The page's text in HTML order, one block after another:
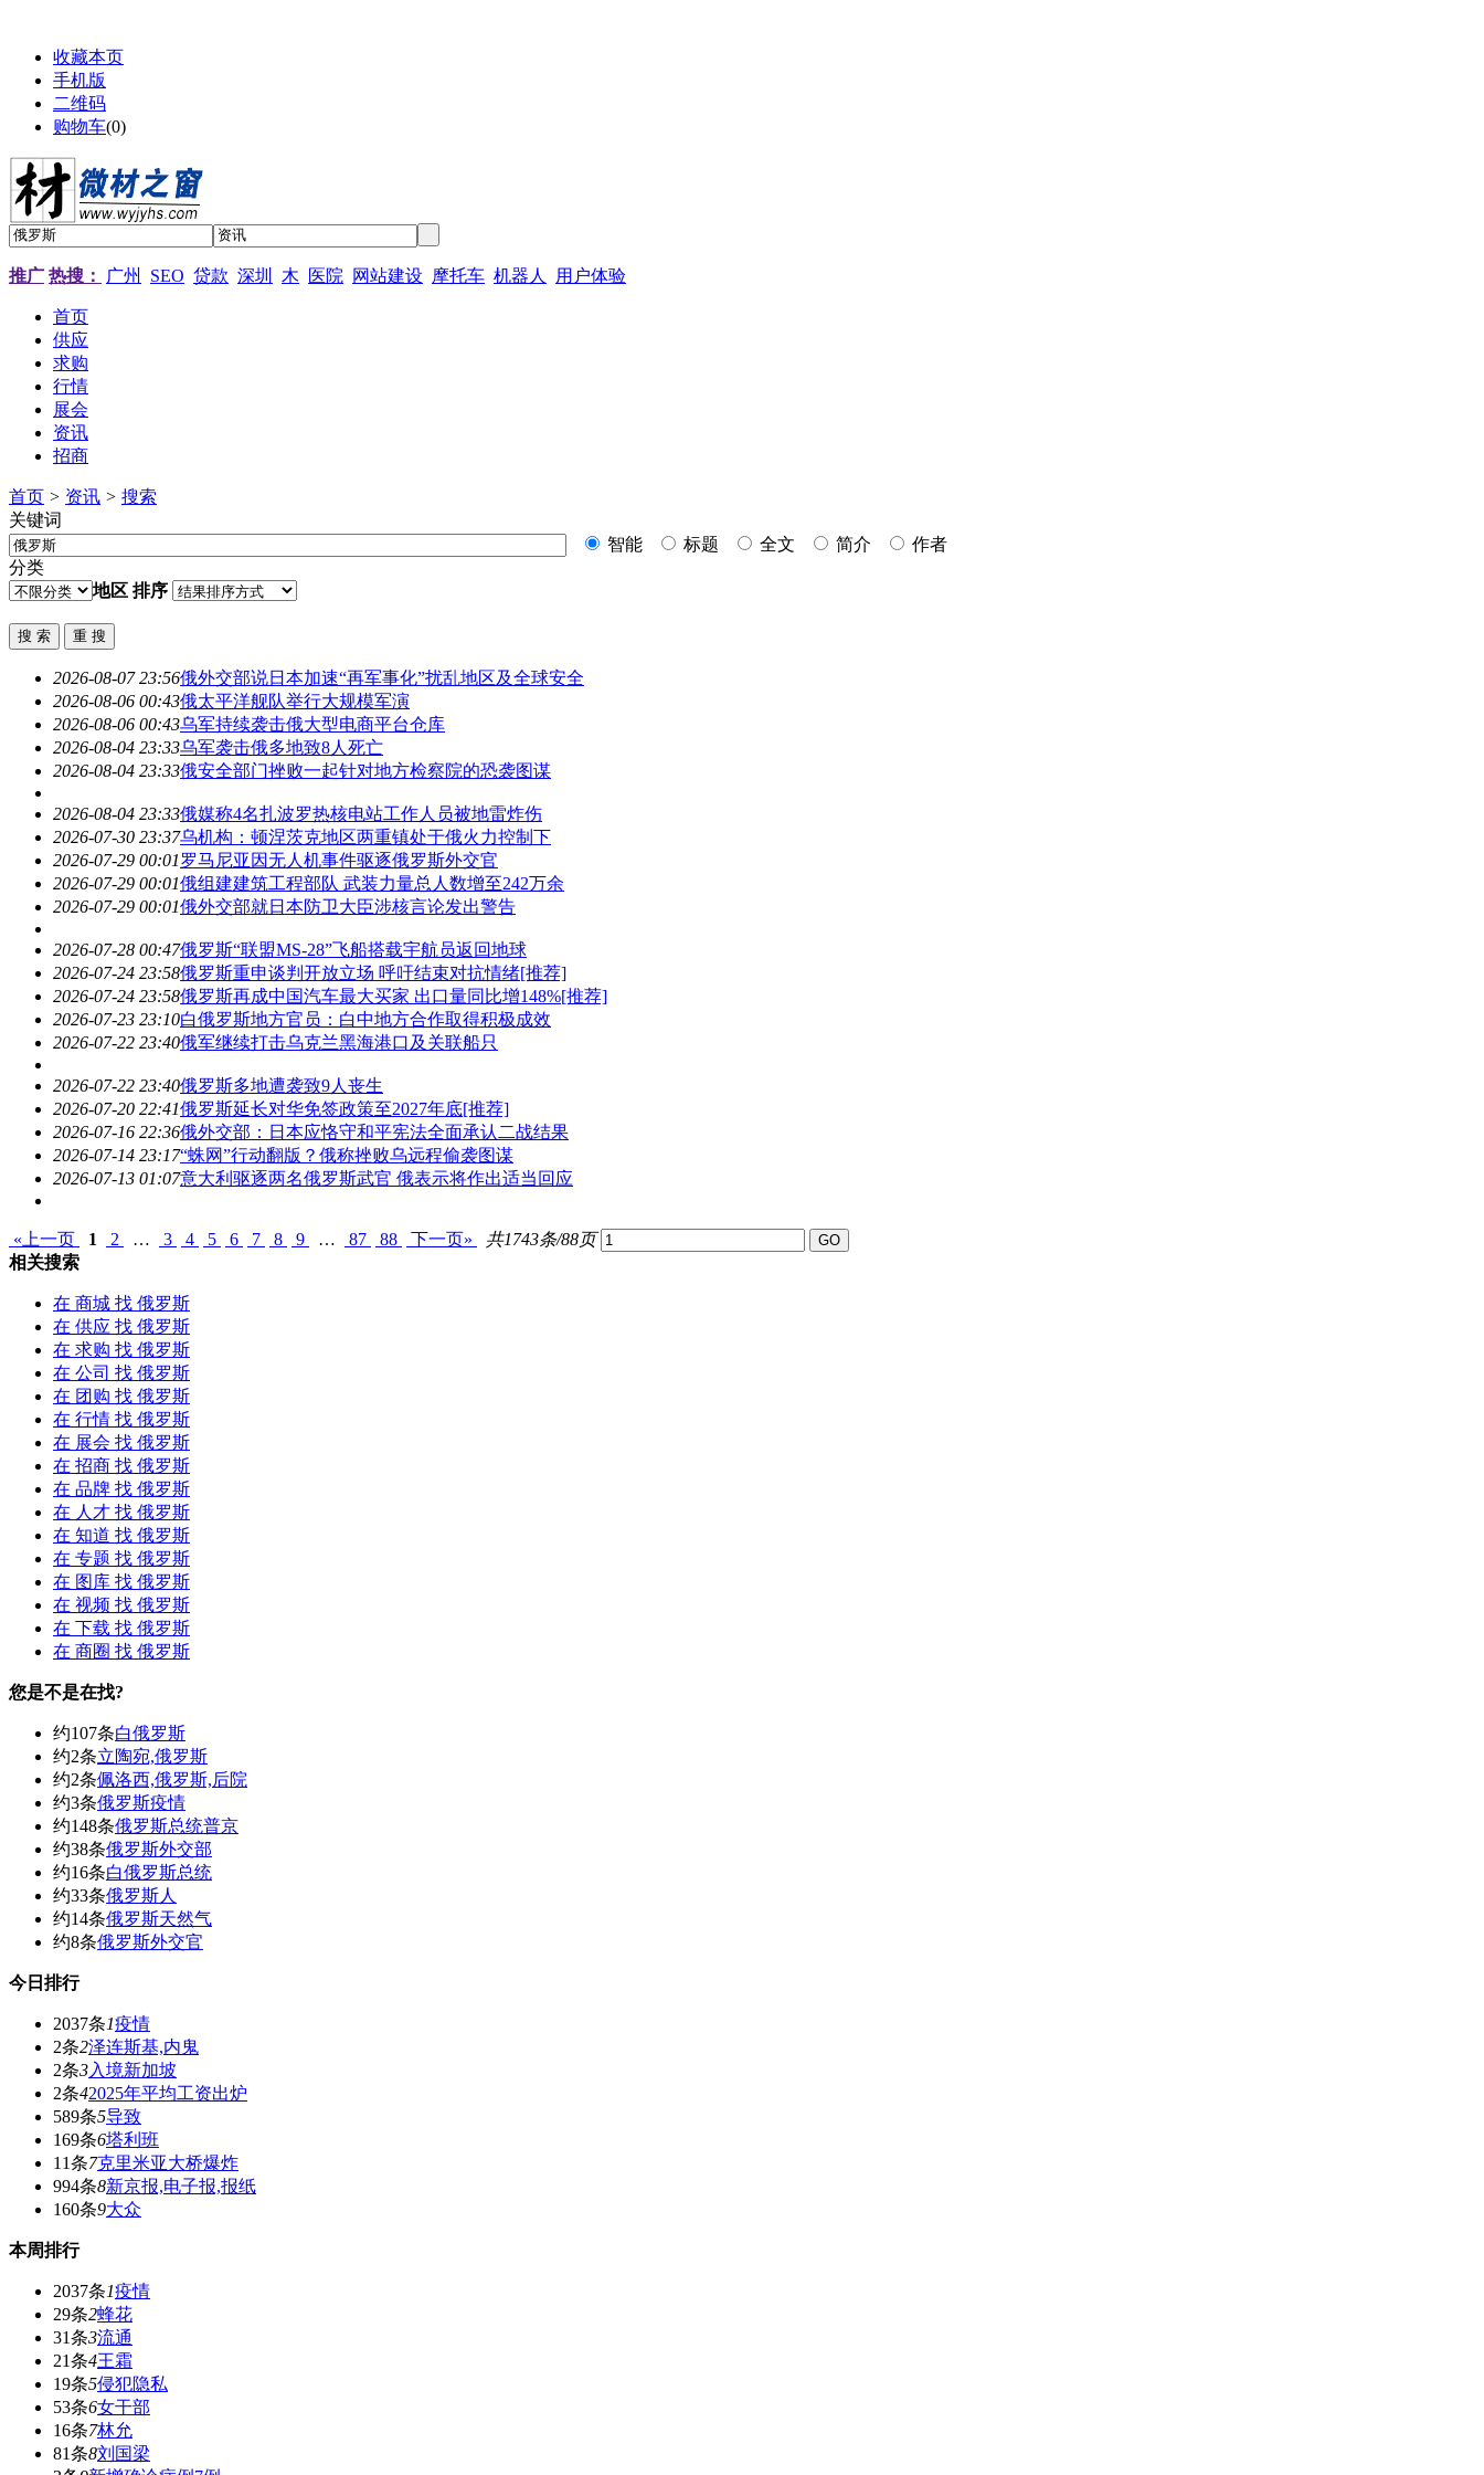
收藏本页
手机版
二维码
购物车(0)
推广 热搜： 广州 SEO 贷款 深圳 木 医院 网站建设 摩托车 机器人 用户体验
首页
供应
求购
行情
展会
资讯
招商
首页 > 资讯 > 搜索
关键词
智能
标题 全文 简介
作者
分类
地区 排序
2026-08-07 23:56俄外交部说日本加速“再军事化”扰乱地区及全球安全
2026-08-06 00:43俄太平洋舰队举行大规模军演
2026-08-06 00:43乌军持续袭击俄大型电商平台仓库
2026-08-04 23:33乌军袭击俄多地致8人死亡
2026-08-04 23:33俄安全部门挫败一起针对地方检察院的恐袭图谋
2026-08-04 23:33俄媒称4名扎波罗热核电站工作人员被地雷炸伤
2026-07-30 23:37乌机构：顿涅茨克地区两重镇处于俄火力控制下
2026-07-29 00:01罗马尼亚因无人机事件驱逐俄罗斯外交官
2026-07-29 00:01俄组建建筑工程部队 武装力量总人数增至242万余
2026-07-29 00:01俄外交部就日本防卫大臣涉核言论发出警告
2026-07-28 00:47俄罗斯“联盟MS-28”飞船搭载宇航员返回地球
2026-07-24 23:58俄罗斯重申谈判开放立场 呼吁结束对抗情绪[推荐]
2026-07-24 23:58俄罗斯再成中国汽车最大买家 出口量同比增148%[推荐]
2026-07-23 23:10白俄罗斯地方官员：白中地方合作取得积极成效
2026-07-22 23:40俄军继续打击乌克兰黑海港口及关联船只
2026-07-22 23:40俄罗斯多地遭袭致9人丧生
2026-07-20 22:41俄罗斯延长对华免签政策至2027年底[推荐]
2026-07-16 22:36俄外交部：日本应恪守和平宪法全面承认二战结果
2026-07-14 23:17“蛛网”行动翻版？俄称挫败乌远程偷袭图谋
2026-07-13 01:07意大利驱逐两名俄罗斯武官 俄表示将作出适当回应
«上一页 1 2 … 3 4 5 6 7 8 9 … 87 88 下一页»
共1743条/88页
相关搜索
在 商城 找 俄罗斯
在 供应 找 俄罗斯
在 求购 找 俄罗斯
在 公司 找 俄罗斯
在 团购 找 俄罗斯
在 行情 找 俄罗斯
在 展会 找 俄罗斯
在 招商 找 俄罗斯
在 品牌 找 俄罗斯
在 人才 找 俄罗斯
在 知道 找 俄罗斯
在 专题 找 俄罗斯
在 图库 找 俄罗斯
在 视频 找 俄罗斯
在 下载 找 俄罗斯
在 商圈 找 俄罗斯
您是不是在找?
约107条白俄罗斯
约2条立陶宛,俄罗斯
约2条佩洛西,俄罗斯,后院
约3条俄罗斯疫情
约148条俄罗斯总统普京
约38条俄罗斯外交部
约16条白俄罗斯总统
约33条俄罗斯人
约14条俄罗斯天然气
约8条俄罗斯外交官
今日排行
2037条1疫情
2条2泽连斯基,内鬼
2条3入境新加坡
2条42025年平均工资出炉
589条5导致
169条6塔利班
11条7克里米亚大桥爆炸
994条8新京报,电子报,报纸
160条9大众
本周排行
2037条1疫情
29条2蜂花
31条3流通
21条4王霜
19条5侵犯隐私
53条6女干部
16条7林允
81条8刘国梁